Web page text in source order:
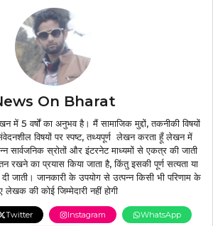
On Bharat
5 वर्षों का अनुभव है। मैं सामाजिक मुद्दों, तकनीकी विषयों
विषयों पर स्पष्ट, तथ्यपूर्ण लेखन करता हूँ लेखन में
सार्वजनिक स्रोतों और इंटरनेट माध्यमों से एकत्र की जाती
रखने का प्रयास किया जाता है, किंतु इसकी पूर्ण सत्यता या
जाती। जानकारी के उपयोग से उत्पन्न किसी भी परिणाम के
लेखक की कोई जिम्मेदारी नहीं होगी
Twitter Instagram
WhatsApp